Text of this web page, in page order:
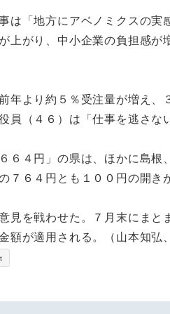
「地方にアベノミクスの実
上がり、中小企業の負担感が
より約５％受注量が増え、
員（４６）は「仕事を逃さな
４円」の県は、ほかに島根
７６４円とも１００円の開き
を戦わせた。７月末にまと
が適用される。（山本知弘